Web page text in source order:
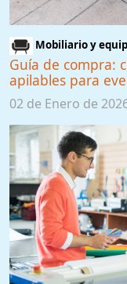
Mobiliario y
Guía de compra:
apilables para
02 de Enero de